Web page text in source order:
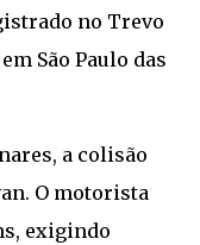
no Trevo
São Paulo das
a colisão
O motorista
exigindo